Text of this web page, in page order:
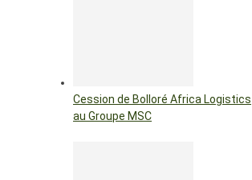
Cession de Bolloré Africa Logistics
au Groupe MSC